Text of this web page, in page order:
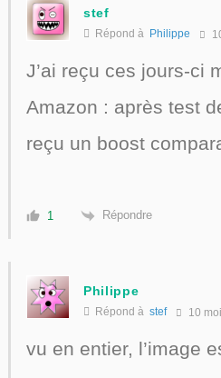
stef
Répond à Philippe
J’ai reçu ces jours-ci
Amazon : après test
reçu un boost
1 Répondre
Philippe
Répond à stef 10
vu en entier, l’image